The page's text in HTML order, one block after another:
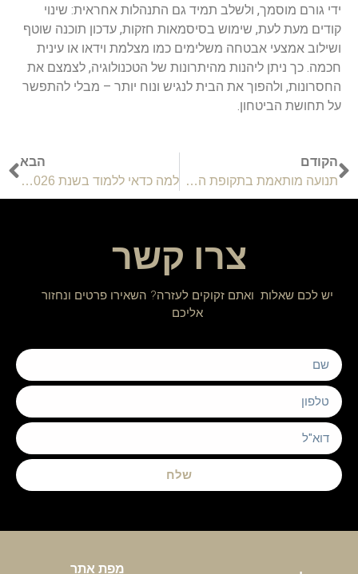
ידי גורם מוסמך, ולשלב תמיד גם התנהלות אחראית: שינוי
קודים מעת לעת, שימוש בסיסמאות חזקות, עדכון תוכנה שוטף
ושילוב אמצעי אבטחה משלימים כמו מצלמת וידאו או עינית
חכמה. כך ניתן ליהנות מהיתרונות של הטכנולוגיה, לצמצם את
החסרונות, ולהפוך את הבית לנגיש ונוח יותר – מבלי להתפשר
על תחושת הביטחון.
הקודם
תנועה מותאמת בתקופת ההריון והחשיבות של ליווי נכון
הבא
למה כדאי ללמוד בשנת 2026 את שפת התכנות פייתון?
צרו קשר
יש לכם שאלות ואתם זקוקים לעזרה? השאירו פרטים ונחזור
אליכם
שלח
מפת אתר